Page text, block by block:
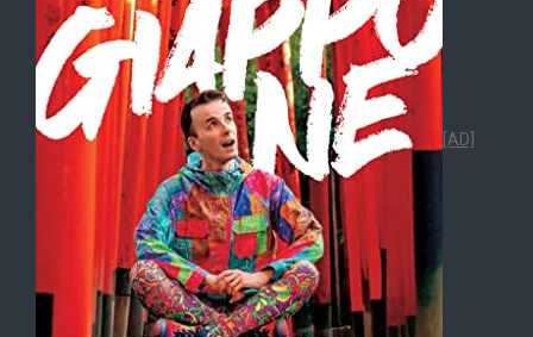
[AD]